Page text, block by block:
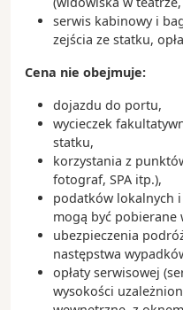
koniecznie
serwis kabinowy i
zejścia ze statku,
Cena nie obejmuje:
dojazdu do portu,
wycieczek
statku,
korzystania z
fotograf, SPA itp.),
podatków lokalnych
mogą być pobierane
ubezpieczenia
następstwa
opłaty serwisowej
wysokości